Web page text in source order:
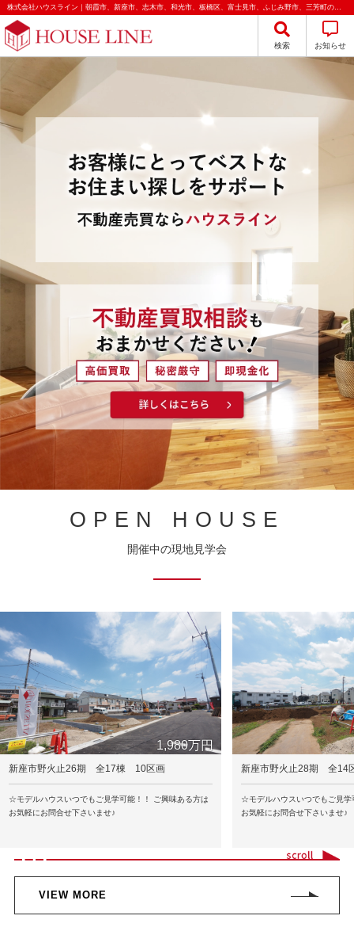
株式会社ハウスライン｜朝霞市、新座市、志木市、和光市、板橋区、富士見市、ふじみ野市、三芳町の不動産売買
検索 お知らせ
OPEN HOUSE
開催中の現地見学会
1,980万円
新座市野火止26期 全17棟 10区画
☆モデルハウスいつでもご見学可能！！ ご興味ある方は
お気軽にお問合せ下さいませ♪
新座市野火止28期 全14
☆モデルハウスいつでもご見学
お気軽にお問合せ下さいませ♪
VIEW MORE